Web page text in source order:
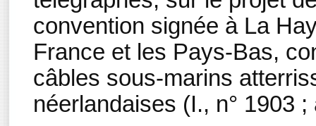
convention signée à La
France et les Pays-Bas,
câbles sous-marins
néerlandaises (I., n° 1903